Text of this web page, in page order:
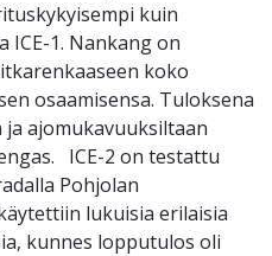
kuin
ICE-1. Nankang on
koko
osaamisensa. Tuloksena
ajomukavuuksiltaan
ICE-2 on testattu
Pohjolan
lukuisia erilaisia
kunnes lopputulos oli